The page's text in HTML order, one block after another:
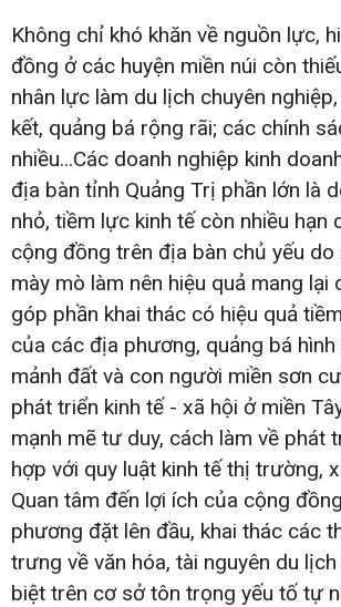
Không chỉ khó khăn về nguồn lực,
đồng ở các huyện miền núi còn
nhân lực làm du lịch chuyên
kết, quảng bá rộng rãi; các chính
nhiều...Các doanh nghiệp kinh
địa bàn tỉnh Quảng Trị phần lớn là
nhỏ, tiềm lực kinh tế còn nhiều hạn
cộng đồng trên địa bàn chủ yếu
mày mò làm nên hiệu quả mang lại
góp phần khai thác có hiệu quả
của các địa phương, quảng bá
mảnh đất và con người miền sơn
phát triển kinh tế - xã hội ở miền
mạnh mẽ tư duy, cách làm về phát
hợp với quy luật kinh tế thị trường,
Quan tâm đến lợi ích của cộng
phương đặt lên đầu, khai thác các
trưng về văn hóa, tài nguyên du
biệt trên cơ sở tôn trọng yếu tố tự